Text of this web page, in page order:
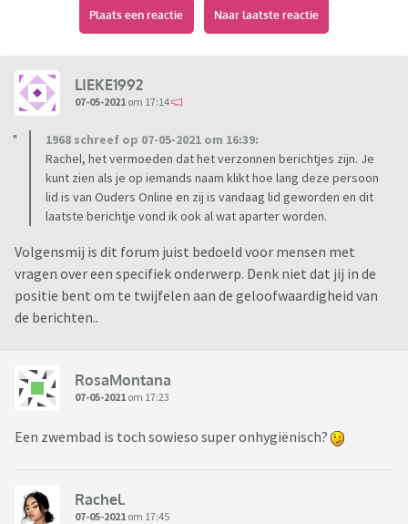
Plaats een reactie Naar laatste reactie
LIEKE1992
07-05-2021 om 17:14
1968 schreef op 07-05-2021 om 16:39:
Rachel, het vermoeden dat het verzonnen berichtjes zijn. Je
kunt zien als je op iemands naam klikt hoe lang deze persoon
lid is van Ouders Online en zij is vandaag lid geworden en dit
laatste berichtje vond ik ook al wat aparter worden.
Volgensmij is dit forum juist bedoeld voor mensen met
vragen over een specifiek onderwerp. Denk niet dat jij in de
positie bent om te twijfelen aan de geloofwaardigheid van
de berichten..
RosaMontana
07-05-2021 om 17:23
Een zwembad is toch sowieso super onhygiënisch?
Rachel.
07-05-2021 om 17:45